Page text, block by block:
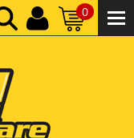
0
ΣΎΝΟΛΟ:0,00 €